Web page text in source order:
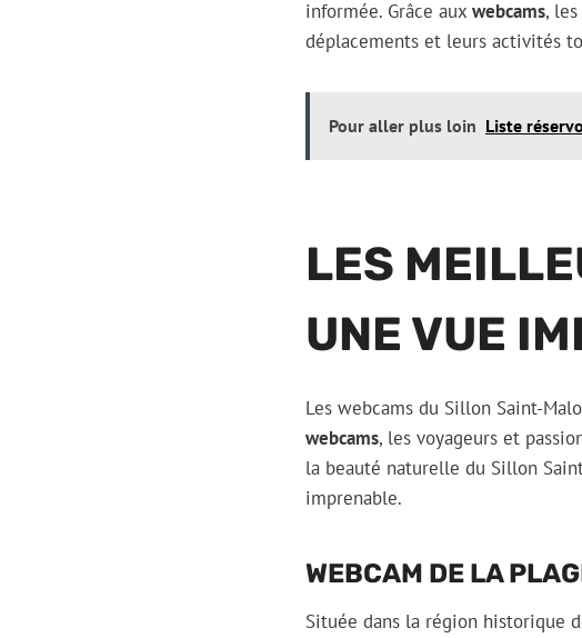
informée. Grâce aux webcams,
déplacements et leurs activités
Pour aller plus loin Liste
LES
UNE VUE
Les webcams du Sillon Saint-
webcams, les voyageurs et
la beauté naturelle du Sillon
imprenable.
WEBCAM DE LA
Située dans la région historique